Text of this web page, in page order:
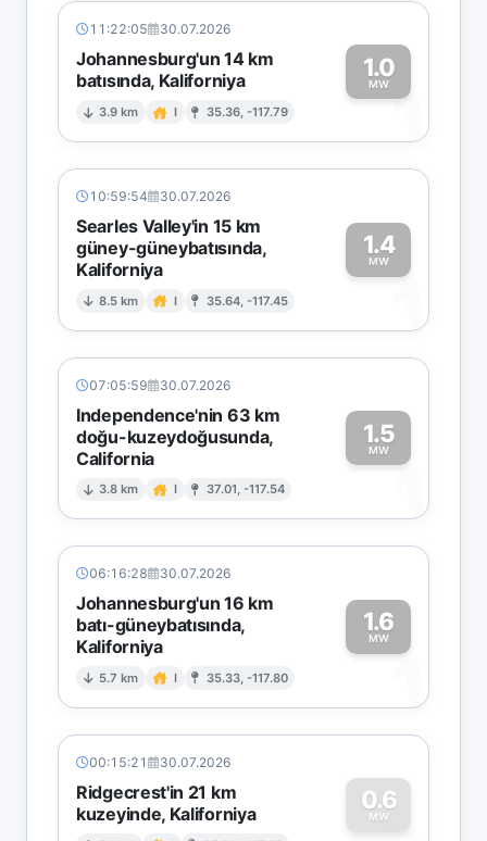
11:22:05 30.07.2026
Johannesburg'un 14 km
batısında, Kaliforniya
3.9 km I 35.36, -117.79
1.0
MW1
10:59:54 30.07.2026
Searles Valley'in 15 km
güney-güneybatısında,
Kaliforniya
8.5 km I 35.64, -117.45
1.4
MW
1
07:05:59 30.07.2026
Independence'nin 63 km
doğu-kuzeydoğusunda,
California
3.8 km I 37.01, -117.54
1.5
MW
1
06:16:28 30.07.2026
Johannesburg'un 16 km
batı-güneybatısında,
Kaliforniya
5.7 km I 35.33, -117.80
1.6
MW
1
00:15:21 30.07.2026
Ridgecrest'in 21 km
kuzeyinde, Kaliforniya
0.6
MW